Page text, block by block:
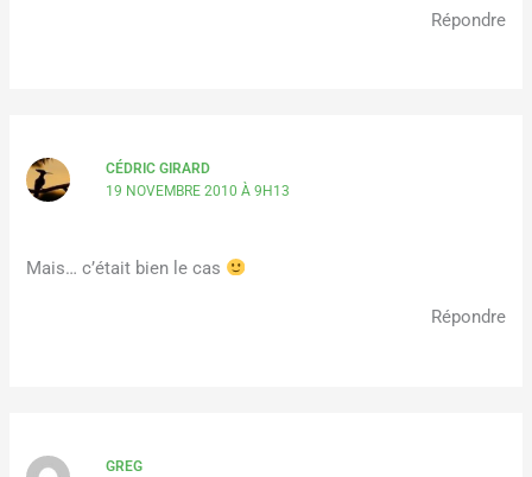
Répondre
CÉDRIC GIRARD
19 NOVEMBRE 2010 À 9H13
Mais… c’était bien le cas
Répondre
GREG